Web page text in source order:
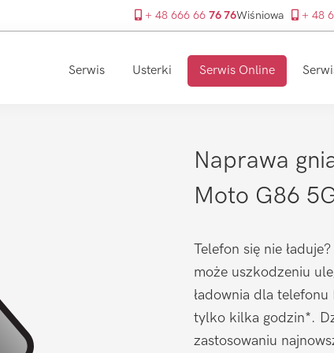
+ 48 666 66 76 76Wiśniowa + 48
Serwis Usterki Serwis Online
Naprawa
Moto G86
Telefon się nie
może uszkodzeniu
ładownia dla
tylko kilka godzin*.
zastosowaniu